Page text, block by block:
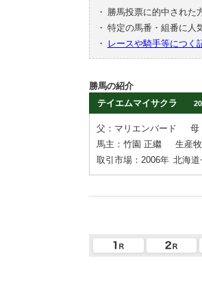
・
勝馬投票に的中された
・ 特定の馬番・組番に人
・
レースや騎手等につく
勝馬の紹介
テイエムマイサクラ
父：マリエンバード
母
馬主：竹園 正繼
生産
取引市場：2006年 北海道